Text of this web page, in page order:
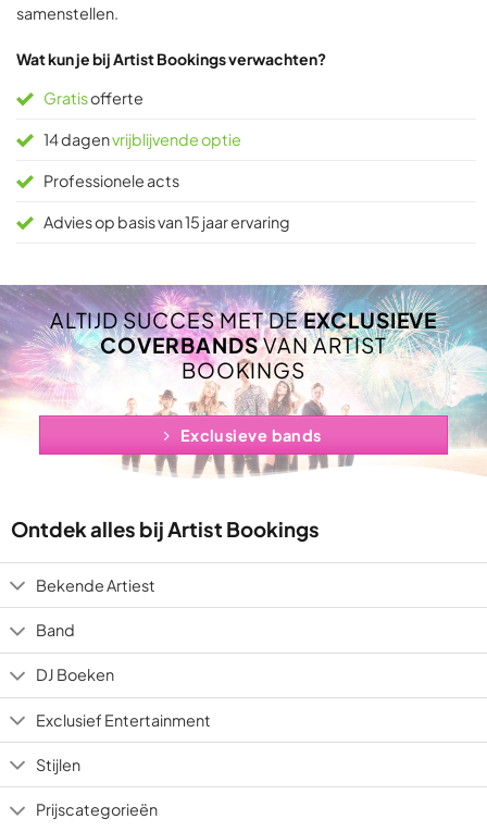
samenstellen.
Wat kun je bij Artist Bookings verwachten?
Gratisofferte
14 dagenvrijblijvende optie
Professionele acts
Advies op basis van 15 jaar ervaring
ALTIJD SUCCES MET DEEXCLUSIEVE
COVERBANDSVAN ARTIST
BOOKINGS
Exclusieve bands
Ontdek alles bij Artist Bookings
Bekende Artiest
Band
DJ Boeken
Exclusief Entertainment
Stijlen
Prijscategorieën